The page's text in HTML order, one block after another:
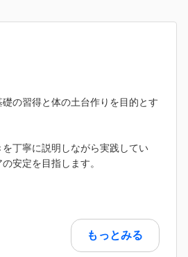
の習得と体の土台作りを目的とす
丁寧に説明しながら実践してい
安定を目指します。
もっとみる